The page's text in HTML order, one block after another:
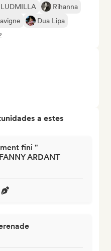
LUDMILLA
Rihanna
Dua Lipa
a estes
fini "
ARDANT